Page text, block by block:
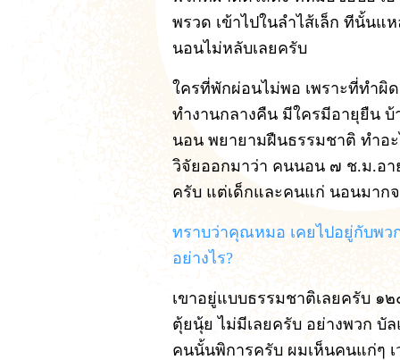
พรวด เข้าไปในลำไส้เล็ก ทีนั้นแ
นอนไม่หลับเลยครับ
ใครที่พักผ่อนไม่พอ เพราะที่ทำผิ
ทำงานกลางคืน มีใครมีอายุยืน
นอน พยายามฝืนธรรมชาติ ทำอ
วิจัยออกมาว่า คนนอน ๗ ช.ม.อ
ครับ แต่เด็กและคนแก่ นอนมาก
ทราบว่าคุณหมอ เคยไปอยู่กับพว
อย่างไร?
เขาอยู่แบบธรรมชาติเลยครับ ๑
ตุ้ยนุ้ย ไม่มีเลยครับ อย่างพวก บั
คนนั้นพิการครับ ผมเห็นคนแก่ๆ เ